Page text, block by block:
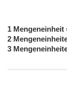
1 Mengeneinheit
2
3